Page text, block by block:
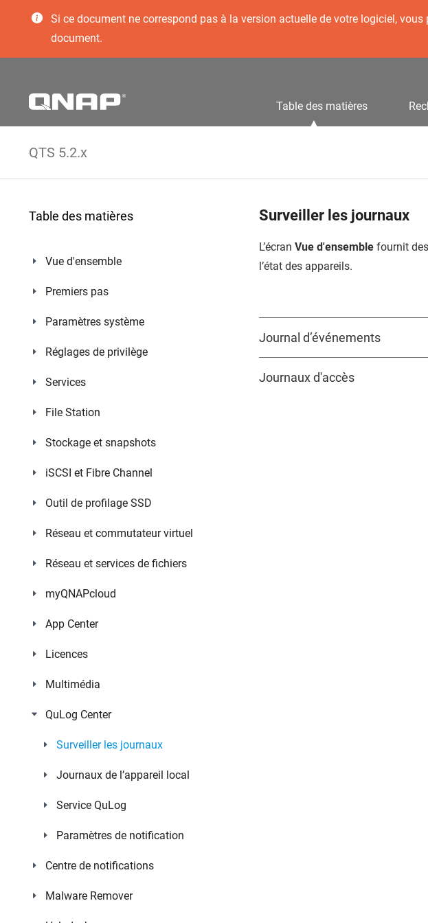
Si ce document ne correspond pas à la version actuelle de votre logiciel, vous
document.
Table des matières
QTS 5.2.x
Table des matières
Vue d'ensemble
Premiers pas
Paramètres système
Réglages de privilège
Services
File Station
Stockage et snapshots
iSCSI et Fibre Channel
Outil de profilage SSD
Réseau et commutateur virtuel
Réseau et services de fichiers
myQNAPcloud
App Center
Licences
Multimédia
QuLog Center
Surveiller les journaux
Journaux de l’appareil local
Service QuLog
Paramètres de notification
Centre de notifications
Malware Remover
Surveiller les journaux
L’écran Vue d'ensemble fournit
l’état des appareils.
Journal d’événements
Journaux d'accès